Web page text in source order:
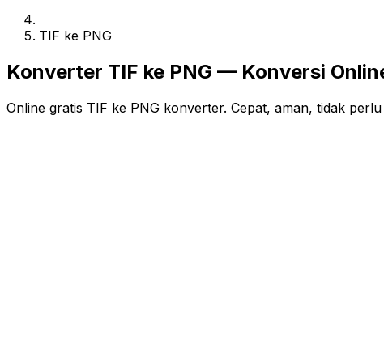
TIF ke PNG
Konverter TIF ke PNG — Konversi
Online gratis TIF ke PNG konverter. Cepat, aman, tidak